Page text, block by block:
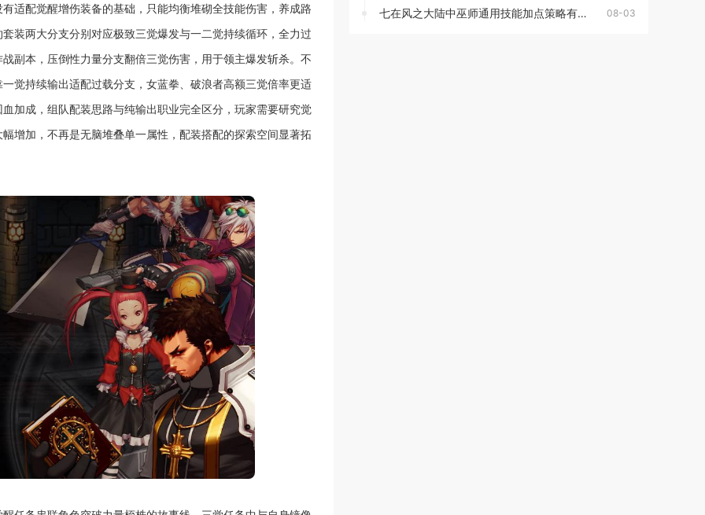
适配觉醒增伤装备的基础，只能均衡堆砌全技能伤害，养成路
装两大分支分别对应极致三觉爆发与一二觉持续循环，全力过
副本，压倒性力量分支翻倍三觉伤害，用于领主爆发斩杀。不
觉持续输出适配过载分支，女蓝拳、破浪者高额三觉倍率更适
加成，组队配装思路与纯输出职业完全区分，玩家需要研究觉
增加，不再是无脑堆叠单一属性，配装搭配的探索空间显著拓
七在风之大陆中巫师通用技能加点策略有哪些 08-03